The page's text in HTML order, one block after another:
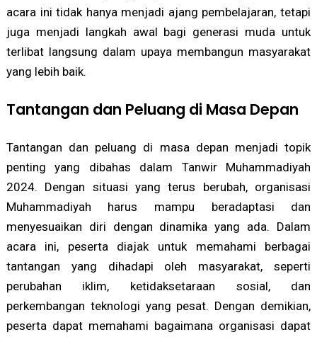
acara ini tidak hanya menjadi ajang pembelajaran, tetapi
juga menjadi langkah awal bagi generasi muda untuk
terlibat langsung dalam upaya membangun masyarakat
yang lebih baik.
Tantangan dan Peluang di Masa Depan
Tantangan dan peluang di masa depan menjadi topik
penting yang dibahas dalam Tanwir Muhammadiyah
2024. Dengan situasi yang terus berubah, organisasi
Muhammadiyah harus mampu beradaptasi dan
menyesuaikan diri dengan dinamika yang ada. Dalam
acara ini, peserta diajak untuk memahami berbagai
tantangan yang dihadapi oleh masyarakat, seperti
perubahan iklim, ketidaksetaraan sosial, dan
perkembangan teknologi yang pesat. Dengan demikian,
peserta dapat memahami bagaimana organisasi dapat